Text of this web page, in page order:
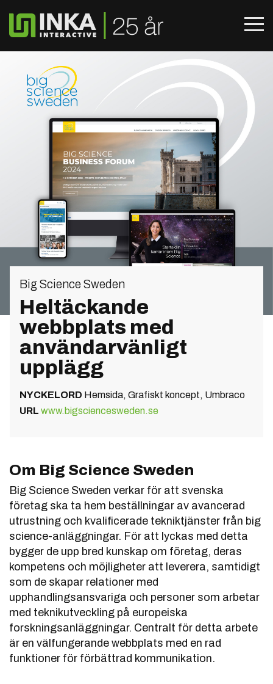
Big Science Sweden
Heltäckande
webbplats med
användarvänligt
upplägg
NYCKELORD Hemsida, Grafiskt koncept, Umbraco
URL www.bigsciencesweden.se
Om Big Science Sweden
Big Science Sweden verkar för att svenska
företag ska ta hem beställningar av avancerad
utrustning och kvalificerade tekniktjänster från big
science-anläggningar. För att lyckas med detta
bygger de upp bred kunskap om företag, deras
kompetens och möjligheter att leverera, samtidigt
som de skapar relationer med
upphandlingsansvariga och personer som arbetar
med teknikutveckling på europeiska
forskningsanläggningar. Centralt för detta arbete
är en välfungerande webbplats med en rad
funktioner för förbättrad kommunikation.